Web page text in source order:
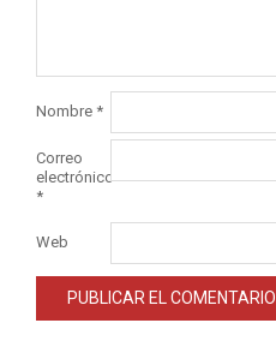
Nombre *
Correo
electrónico
*
Web